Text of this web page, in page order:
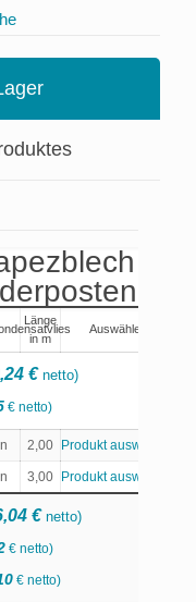
Länge
in m
Auswählen
€netto)
€ netto)
2,00 Produkt auswählen
3,00 Produkt auswählen
€netto)
€ netto)
€ netto)